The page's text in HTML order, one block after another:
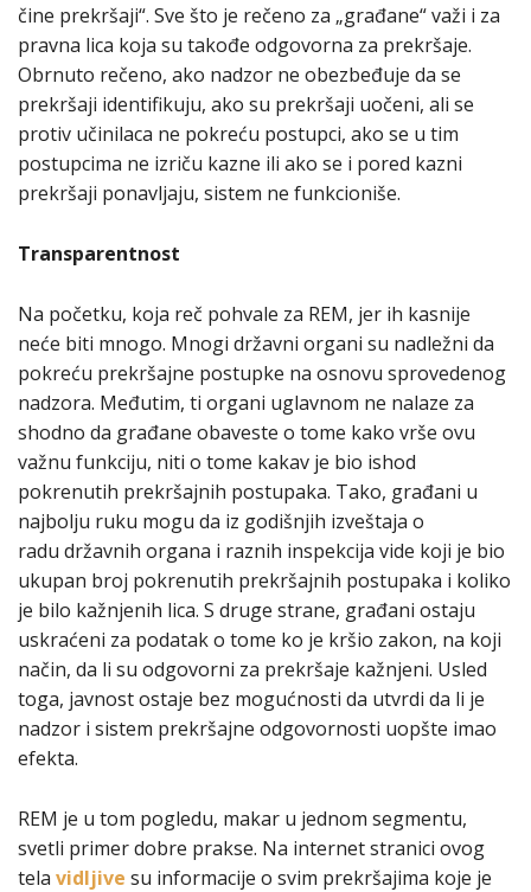
čine prekršaji“. Sve što je rečeno za „građane“ važi i za
pravna lica koja su takođe odgovorna za prekršaje.
Obrnuto rečeno, ako nadzor ne obezbeđuje da se
prekršaji identifikuju, ako su prekršaji uočeni, ali se
protiv učinilaca ne pokreću postupci, ako se u tim
postupcima ne izriču kazne ili ako se i pored kazni
prekršaji ponavljaju, sistem ne funkcioniše.
Transparentnost
Na početku, koja reč pohvale za REM, jer ih kasnije
neće biti mnogo. Mnogi državni organi su nadležni da
pokreću prekršajne postupke na osnovu sprovedenog
nadzora. Međutim, ti organi uglavnom ne nalaze za
shodno da građane obaveste o tome kako vrše ovu
važnu funkciju, niti o tome kakav je bio ishod
pokrenutih prekršajnih postupaka. Tako, građani u
najbolju ruku mogu da iz godišnjih izveštaja o
radu državnih organa i raznih inspekcija vide koji je bio
ukupan broj pokrenutih prekršajnih postupaka i koliko
je bilo kažnjenih lica. S druge strane, građani ostaju
uskraćeni za podatak o tome ko je kršio zakon, na koji
način, da li su odgovorni za prekršaje kažnjeni. Usled
toga, javnost ostaje bez mogućnosti da utvrdi da li je
nadzor i sistem prekršajne odgovornosti uopšte imao
efekta.
REM je u tom pogledu, makar u jednom segmentu,
svetli primer dobre prakse. Na internet stranici ovog
tela vidljive su informacije o svim prekršajima koje je